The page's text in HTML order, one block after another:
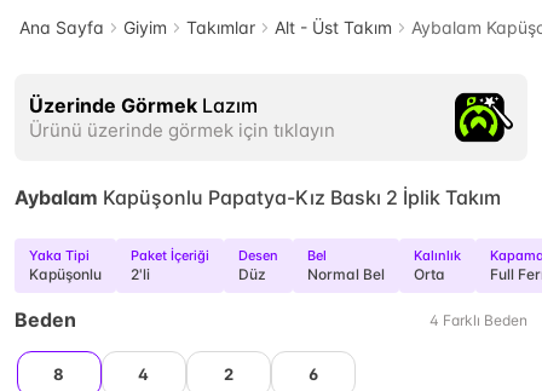
Ana Sayfa Giyim Takımlar Alt - Üst Takım Aybalam
Üzerinde Görmek Lazım
Ürünü üzerinde görmek için tıklayın
Aybalam Kapüşonlu Papatya-Kız Baskı 2 İplik Takım
Yaka Tipi
Kapüşonlu
Paket İçeriği
2'li
Desen
Düz
Bel
Normal Bel
Kalınlık
Orta Full
Beden 4 Farklı Beden
8 4 2 6